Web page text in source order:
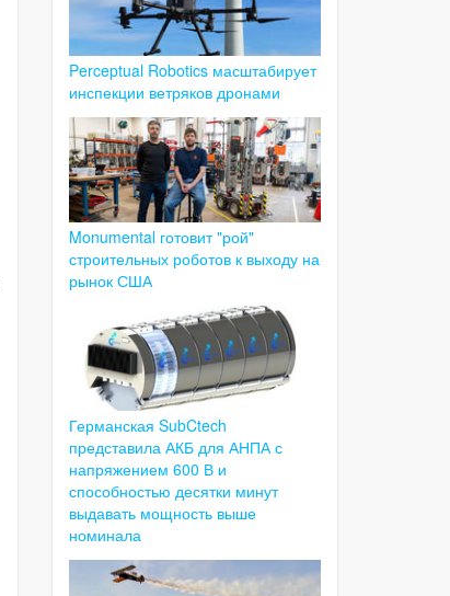
Perceptual Robotics масштабирует
инспекции ветряков дронами
Monumental готовит "рой"
строительных роботов к выходу на
рынок США
Германская SubCtech
представила АКБ для АНПА с
напряжением 600 В и
способностью десятки минут
выдавать мощность выше
номинала